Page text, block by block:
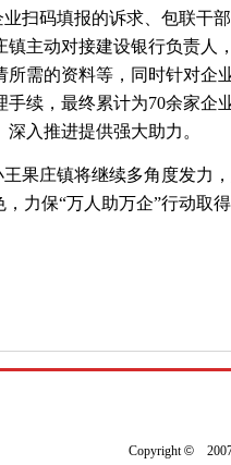
扫码填报的诉求、包联干
镇主动对接建设银行负责人
所需的资料等，同时针对企
手续，最终累计为70余家企
入推进提供强大助力。
果庄镇将继续多角度发力
力保“万人助万企”行动取得
Copyright©2007-